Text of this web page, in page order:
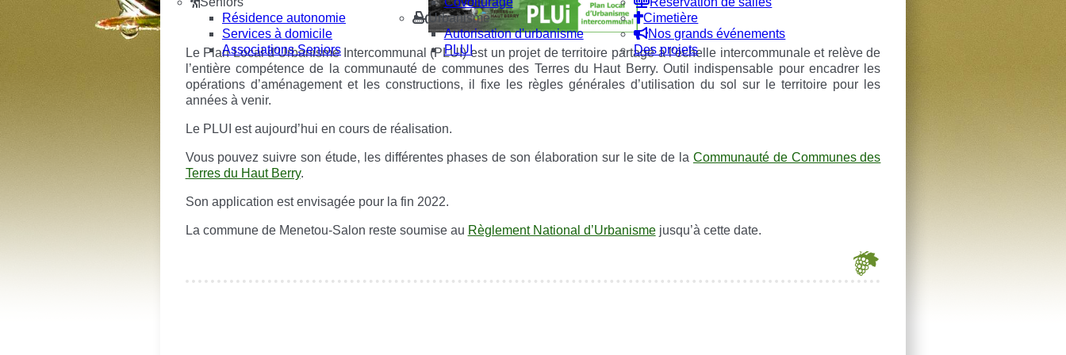
Résidence autonomie
Services à domicile
Associations Seniors
Urbanisme
Autorisation d'urbanisme
PLUI
Cimetière
Nos grands événements
Des projets
Le Plan Local d’Urbanisme Intercommunal (PLUI) est un projet de territoire partagé à l’échelle intercommunale et relève de
l’entière compétence de la communauté de communes des Terres du Haut Berry. Outil indispensable pour encadrer les
opérations d’aménagement et les constructions, il fixe les règles générales d’utilisation du sol sur le territoire pour les
années à venir.
Le PLUI est aujourd’hui en cours de réalisation.
Vous pouvez suivre son étude, les différentes phases de son élaboration sur le site de la Communauté de Communes des
Terres du Haut Berry.
Son application est envisagée pour la fin 2022.
La commune de Menetou-Salon reste soumise au Règlement National d’Urbanismejusqu’à cette date.